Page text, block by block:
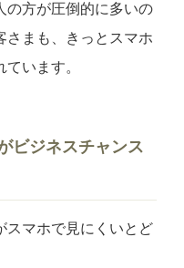
の方が圧倒的に多いの
さまも、きっとスマホ
います。
ビジネスチャンス
スマホで見にくいとど